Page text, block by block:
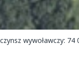
wywoławczy: 74